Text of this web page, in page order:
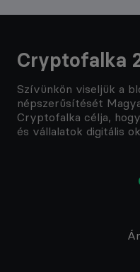
Cryptofalka
Szívünkön viseljük a
népszerűsítését
Cryptofalka célja,
és vállalatok digitális